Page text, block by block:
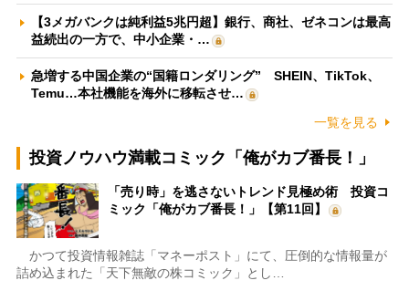
【3メガバンクは純利益5兆円超】銀行、商社、ゼネコンは最高
益続出の一方で、中小企業・…
急増する中国企業の“国籍ロンダリング” SHEIN、TikTok、
Temu…本社機能を海外に移転させ…
一覧を見る
投資ノウハウ満載コミック「俺がカブ番長！」
「売り時」を逃さないトレンド見極め術 投資コ
ミック「俺がカブ番長！」【第11回】
かつて投資情報雑誌「マネーポスト」にて、圧倒的な情報量が
詰め込まれた「天下無敵の株コミック」とし…